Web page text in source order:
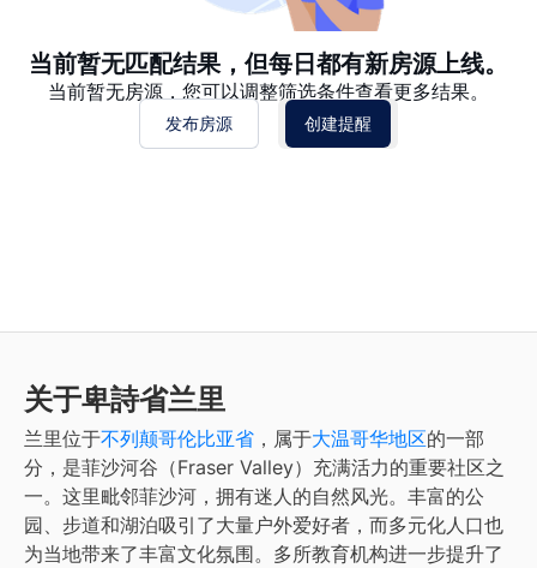
当前暂无匹配结果，但每日都有新房源上线。
当前暂无房源，您可以调整筛选条件查看更多结果。
发布房源 创建提醒
关于卑詩省兰里
兰里位于不列颠哥伦比亚省 ，属于大温哥华地区的一部
分，是菲沙河谷（Fraser Valley）充满活力的重要社区之
一。这里毗邻菲沙河，拥有迷人的自然风光。丰富的公
园、步道和湖泊吸引了大量户外爱好者，而多元化人口也
为当地带来了丰富文化氛围。多所教育机构进一步提升了